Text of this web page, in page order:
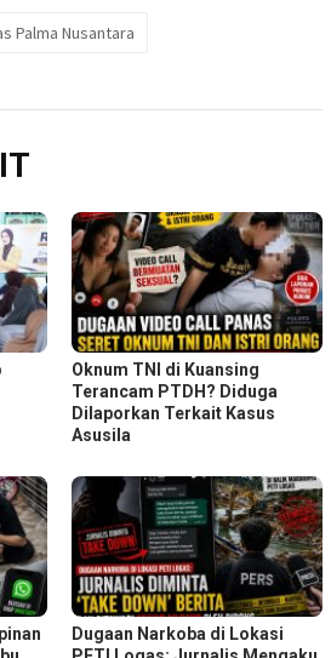
Palma Nusantara
Oknum TNI di Kuansing
Terancam PTDH? Diduga
Dilaporkan Terkait Kasus
Asusila
Dugaan Narkoba di Lokasi